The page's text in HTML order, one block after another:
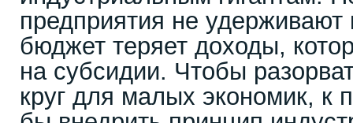
предприятия не удерживают
бюджет теряет доходы,
на субсидии. Чтобы
круг для малых экономик, к